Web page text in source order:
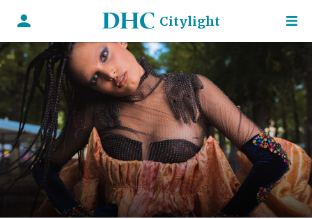
Citylight